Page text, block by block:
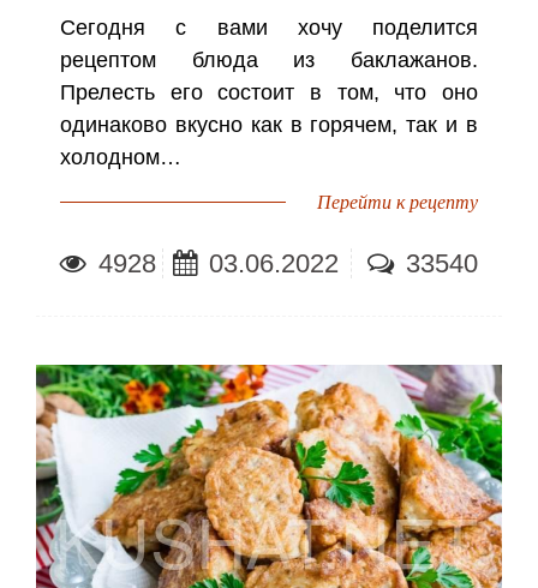
Сегодня с вами хочу поделится
рецептом блюда из баклажанов.
Прелесть его состоит в том, что оно
одинаково вкусно как в горячем, так и в
холодном…
Перейти к рецепту
4928 03.06.2022 33540